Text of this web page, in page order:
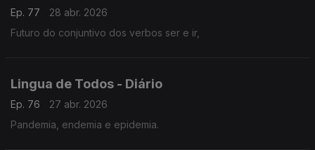
Ep. 77
28 abr. 2026
Futuro do conjuntivo dos verbos ser e ir,
Lingua de Todos - Diário
Ep. 76
27 abr. 2026
Pandemia, endemia e epidemia.